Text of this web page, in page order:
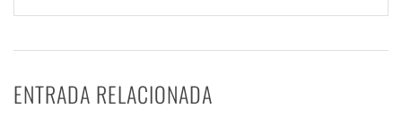
ENTRADA RELACIONADA